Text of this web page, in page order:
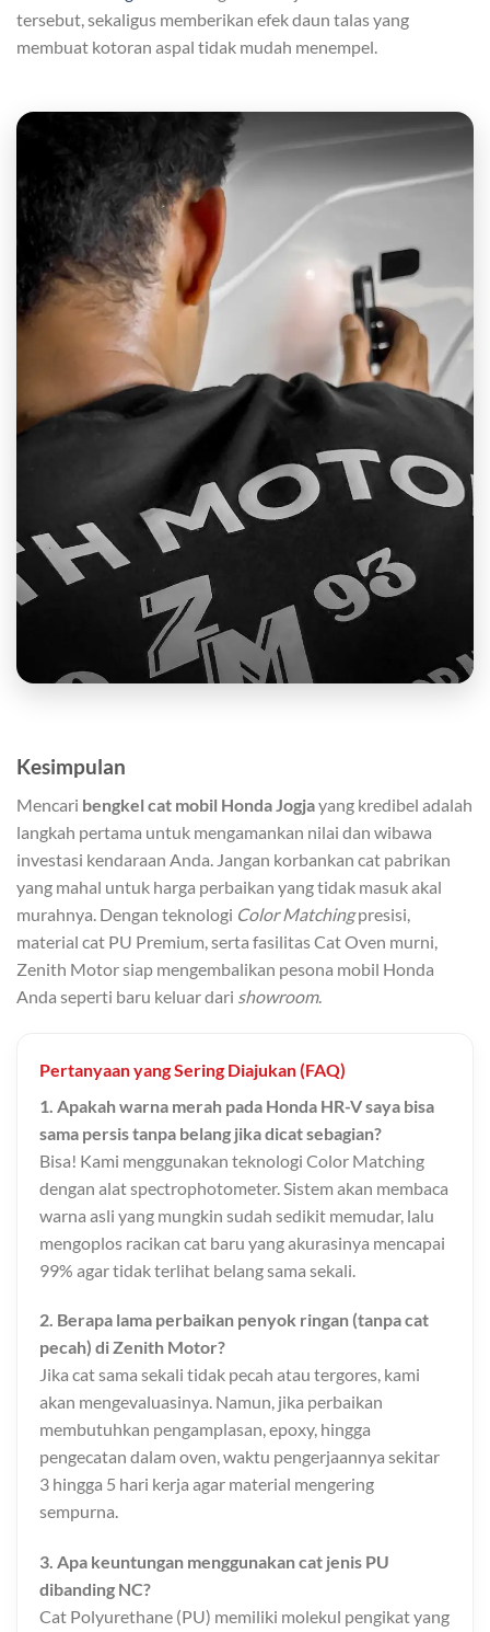
tersebut, sekaligus memberikan efek daun talas yang
membuat kotoran aspal tidak mudah menempel.
Kesimpulan
Mencari bengkel cat mobil Honda Jogjayang kredibel adalah
langkah pertama untuk mengamankan nilai dan wibawa
investasi kendaraan Anda. Jangan korbankan cat pabrikan
yang mahal untuk harga perbaikan yang tidak masuk akal
murahnya. Dengan teknologi Color Matchingpresisi,
material cat PU Premium, serta fasilitas Cat Oven murni,
Zenith Motor siap mengembalikan pesona mobil Honda
Anda seperti baru keluar dari showroom.
Pertanyaan yang Sering Diajukan (FAQ)
1. Apakah warna merah pada Honda HR-V saya bisa
sama persis tanpa belang jika dicat sebagian?
Bisa! Kami menggunakan teknologi Color Matching
dengan alat spectrophotometer. Sistem akan membaca
warna asli yang mungkin sudah sedikit memudar, lalu
mengoplos racikan cat baru yang akurasinya mencapai
99% agar tidak terlihat belang sama sekali.
2. Berapa lama perbaikan penyok ringan (tanpa cat
pecah) di Zenith Motor?
Jika cat sama sekali tidak pecah atau tergores, kami
akan mengevaluasinya. Namun, jika perbaikan
membutuhkan pengamplasan, epoxy, hingga
pengecatan dalam oven, waktu pengerjaannya sekitar
3 hingga 5 hari kerja agar material mengering
sempurna.
3. Apa keuntungan menggunakan cat jenis PU
dibanding NC?
Cat Polyurethane (PU) memiliki molekul pengikat yang